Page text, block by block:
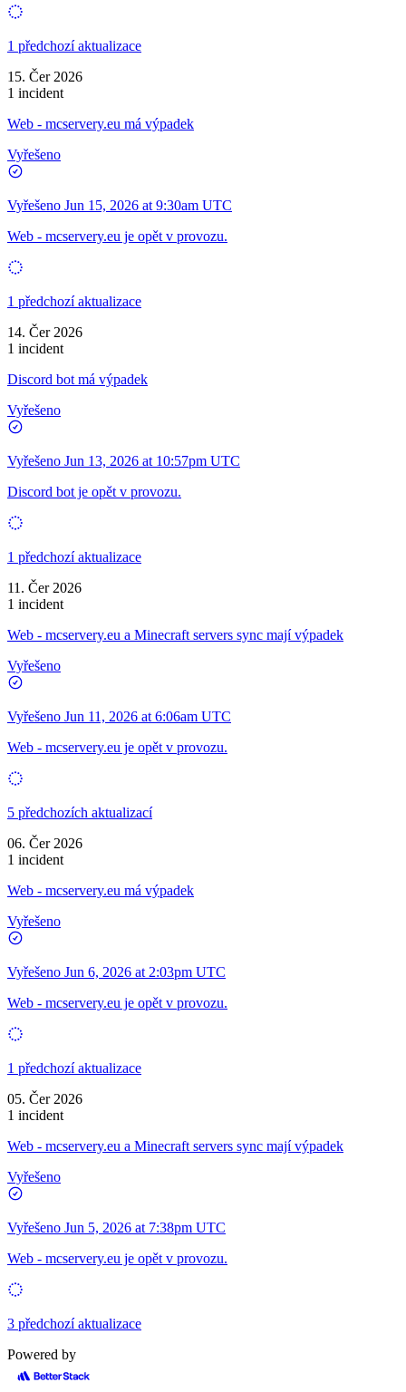
1 předchozí aktualizace
15. Čer 2026
1 incident
Web - mcservery.eu má výpadek
Vyřešeno
Vyřešeno Jun 15, 2026 at 9:30am UTC
Web - mcservery.eu je opět v provozu.
1 předchozí aktualizace
14. Čer 2026
1 incident
Discord bot má výpadek
Vyřešeno
Vyřešeno Jun 13, 2026 at 10:57pm UTC
Discord bot je opět v provozu.
1 předchozí aktualizace
11. Čer 2026
1 incident
Web - mcservery.eu a Minecraft servers sync mají výpadek
Vyřešeno
Vyřešeno Jun 11, 2026 at 6:06am UTC
Web - mcservery.eu je opět v provozu.
5 předchozích aktualizací
06. Čer 2026
1 incident
Web - mcservery.eu má výpadek
Vyřešeno
Vyřešeno Jun 6, 2026 at 2:03pm UTC
Web - mcservery.eu je opět v provozu.
1 předchozí aktualizace
05. Čer 2026
1 incident
Web - mcservery.eu a Minecraft servers sync mají výpadek
Vyřešeno
Vyřešeno Jun 5, 2026 at 7:38pm UTC
Web - mcservery.eu je opět v provozu.
3 předchozí aktualizace
Powered by